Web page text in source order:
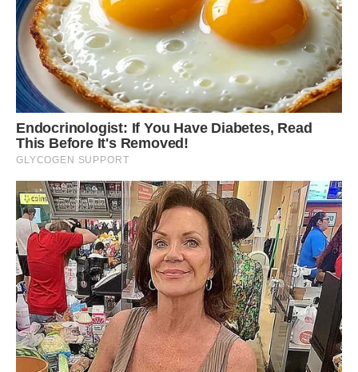
Сподобалася стаття? Поділіться з друзями на
Facebook!